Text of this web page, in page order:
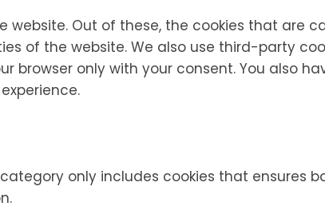
Out of these, the cookies that are
of the website. We also use third-party
browser only with your consent. You also
only includes cookies that ensures